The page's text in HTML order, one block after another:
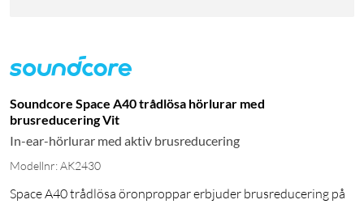
Soundcore Space A40 trådlösa hörlurar med
brusreducering Vit
In-ear-hörlurar med aktiv brusreducering
Modellnr: AK2430
Space A40 trådlösa öronproppar erbjuder brusreducering på